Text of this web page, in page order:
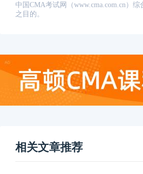
中国CMA考试网（www.cma.com.cn）
之目的。
相关文章推荐